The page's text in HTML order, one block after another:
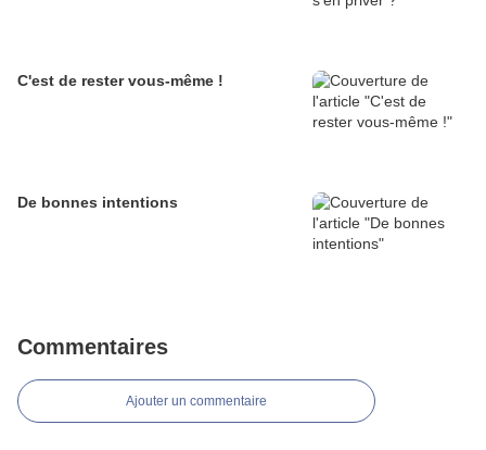
C'est de rester vous-même !
De bonnes intentions
Commentaires
Ajouter un commentaire